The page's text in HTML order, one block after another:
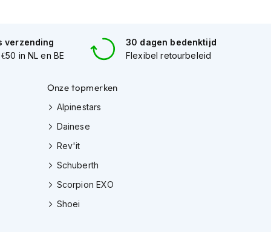
verzending
in NL en BE
30 dagen bedenktijd
Flexibel retourbeleid
Onze topmerken
Alpinestars
Dainese
Rev'it
Schuberth
Scorpion EXO
Shoei